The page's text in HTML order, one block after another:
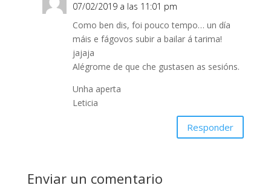
07/02/2019 a las 11:01 pm
Como ben dis, foi pouco tempo… un día
máis e fágovos subir a bailar á tarima!
jajaja
Alégrome de que che gustasen as sesións.
Unha aperta
Leticia
Responder
Enviar un comentario